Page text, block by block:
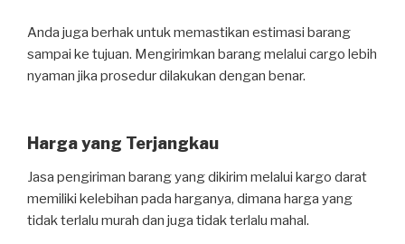
Anda juga berhak untuk memastikan estimasi barang
sampai ke tujuan. Mengirimkan barang melalui cargo lebih
nyaman jika prosedur dilakukan dengan benar.
Harga yang Terjangkau
Jasa pengiriman barang yang dikirim melalui kargo darat
memiliki kelebihan pada harganya, dimana harga yang
tidak terlalu murah dan juga tidak terlalu mahal.